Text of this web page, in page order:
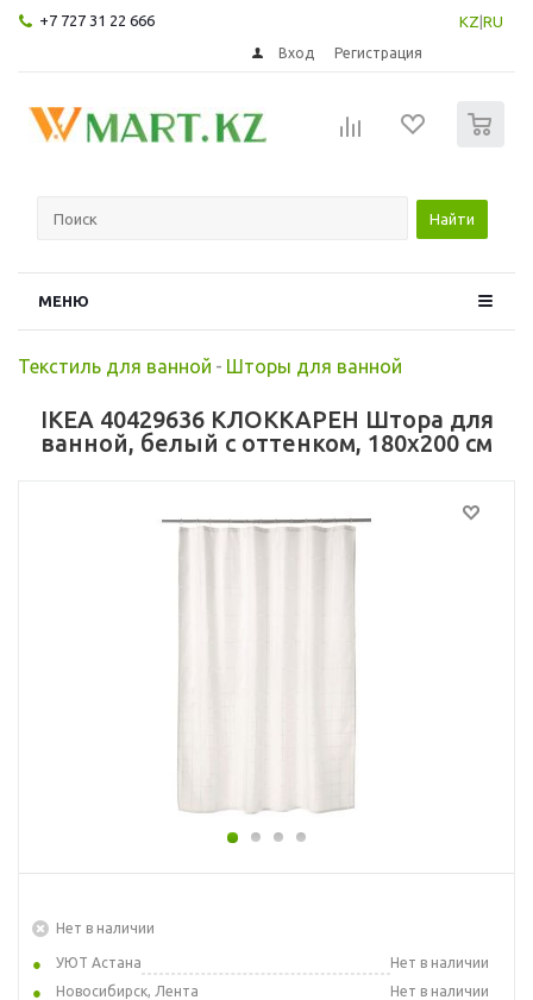
+7 727 31 22 666 KZ RU
Вход Регистрация
Найти
МЕНЮ
Текстиль для ванной - Шторы для ванной
IKEA 40429636 КЛОККАРЕН Штора для
ванной, белый с оттенком, 180x200 см
Нет в наличии
УЮТ Астана
Нет в наличии
Новосибирск, Лента
Нет в наличии